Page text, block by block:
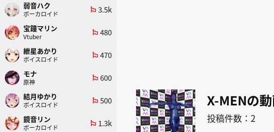
X-MENの
投稿件数：2
弱音ハク
ボーカロイド
emoji_flags 3.5k
宝鐘マリン
Vtuber
emoji_flags 480
紲星あかり
ボイスロイド
emoji_flags 470
モナ
原神
emoji_flags 600
結月ゆかり
ボイスロイド
emoji_flags 500
鏡音リン
ボーカロイド
emoji_flags 1.3k